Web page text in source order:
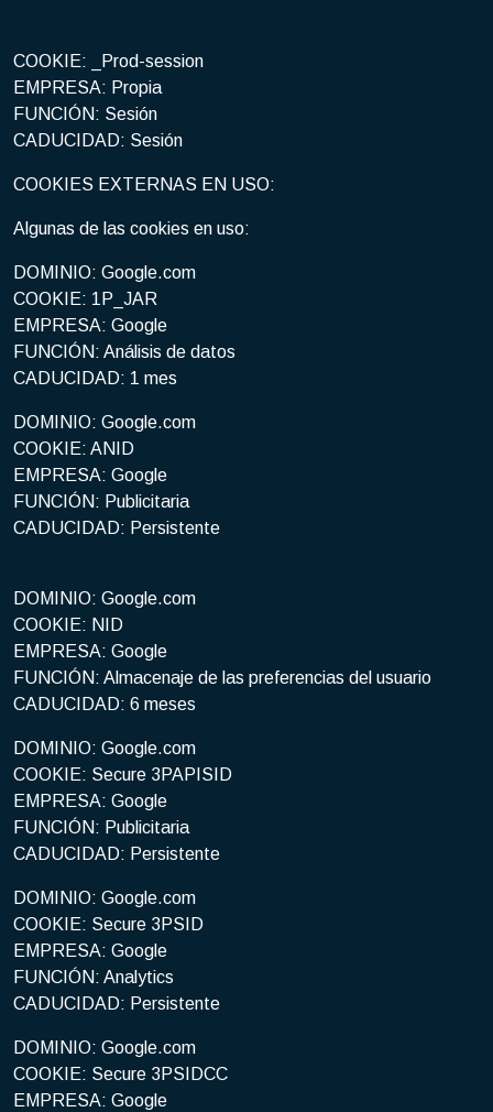
COOKIE: _Prod-session
EMPRESA: Propia
FUNCIÓN: Sesión
CADUCIDAD: Sesión
COOKIES EXTERNAS EN USO:
Algunas de las cookies en uso:
DOMINIO: Google.com
COOKIE: 1P_JAR
EMPRESA: Google
FUNCIÓN: Análisis de datos
CADUCIDAD: 1 mes
DOMINIO: Google.com
COOKIE: ANID
EMPRESA: Google
FUNCIÓN: Publicitaria
CADUCIDAD: Persistente
DOMINIO: Google.com
COOKIE: NID
EMPRESA: Google
FUNCIÓN: Almacenaje de las preferencias del usuario
CADUCIDAD: 6 meses
DOMINIO: Google.com
COOKIE: Secure 3PAPISID
EMPRESA: Google
FUNCIÓN: Publicitaria
CADUCIDAD: Persistente
DOMINIO: Google.com
COOKIE: Secure 3PSID
EMPRESA: Google
FUNCIÓN: Analytics
CADUCIDAD: Persistente
DOMINIO: Google.com
COOKIE: Secure 3PSIDCC
EMPRESA: Google